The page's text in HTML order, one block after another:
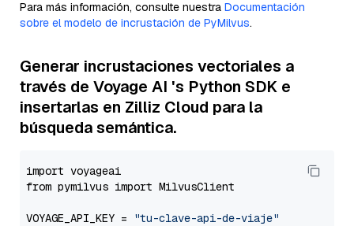
Para más información, consulte nuestra Documentación
sobre el modelo de incrustación de PyMilvus.
Generar incrustaciones vectoriales a
través de Voyage AI 's Python SDK e
insertarlas en Zilliz Cloud para la
búsqueda semántica.
import voyageai
from pymilvus import MilvusClient
VOYAGE_API_KEY =
"tu-clave-api-de-viaje"